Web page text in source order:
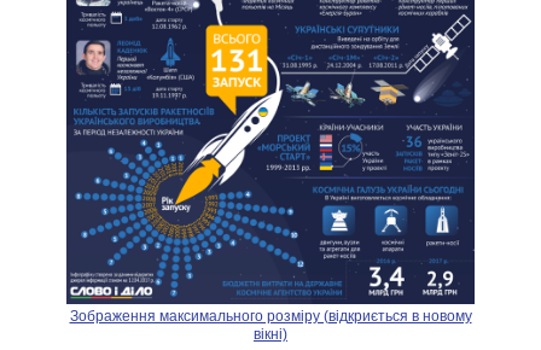
Зображення максимального розміру (відкриється в новому
вікні)